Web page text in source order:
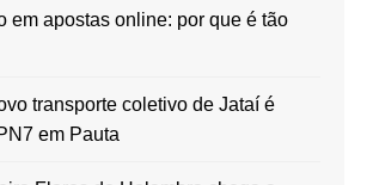
em apostas online: por que é tão
transporte coletivo de Jataí é
em Pauta